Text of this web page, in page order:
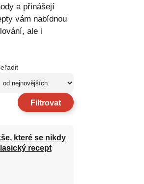
a přinášejí
vám nabídnou
ale i
Filtrovat
které se nikdy
recept